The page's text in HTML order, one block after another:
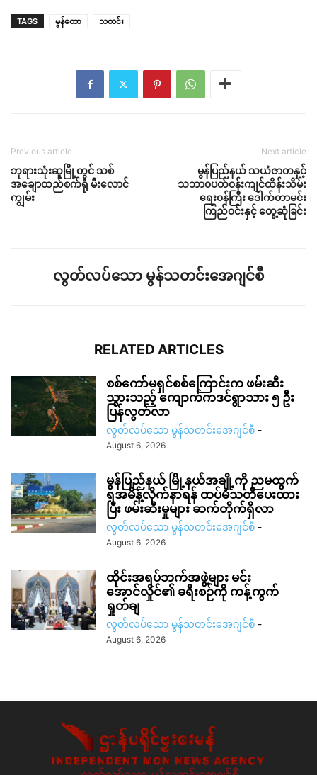
TAGS မွန်ထော သတင်း
Previous article
ဘုရားသုံးဆူမြို့တွင် သစ်
အချောထည်စက်ရုံ မီးလောင်
ကျွမ်း
Next article
မွန်ပြည်နယ် သယံဇာတနှင့်
သဘာ၀ပတ်၀န်းကျင်ထိန်းသိမ်း
ရေး၀န်ကြီး ဒေါက်တာမင်း
ကြည်၀င်းနှင့် တွေ့ဆုံခြင်း
လွတ်လပ်သော မွန်သတင်းအေဂျင်စီ
RELATED ARTICLES
စစ်ကော်မရှင်စစ်ကြောင်းက ဖမ်းဆီး
သွားသည့် ကျောက်ကဒင်ရွာသား ၅ ဦး
ပြန်လွတ်လာ
လွတ်လပ်သော မွန်သတင်းအေဂျင်စီ -
August 6, 2026
မွန်ပြည်နယ် မြို့နယ်အချို့ကို ညမထွက်
ရအမိန့်လိုက်နာရန် ထပ်မံသတိပေးထား
ပြီး ဖမ်းဆီးမှုများ ဆက်တိုက်ရှိလာ
လွတ်လပ်သော မွန်သတင်းအေဂျင်စီ -
August 6, 2026
ထိုင်းအရပ်ဘက်အဖွဲ့များ မင်း
အောင်လှိုင်၏ ခရီးစဉ်ကို ကန့်ကွက်
ရှုတ်ချ
လွတ်လပ်သော မွန်သတင်းအေဂျင်စီ -
August 6, 2026